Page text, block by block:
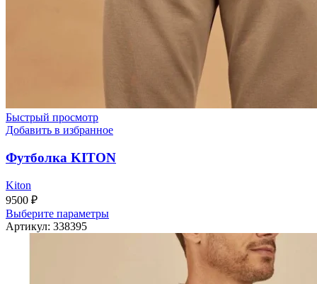
Быстрый просмотр
Добавить в избранное
Футболка KITON
Kiton
9500 ₽
Выберите параметрыЭтот
Артикул: 338395